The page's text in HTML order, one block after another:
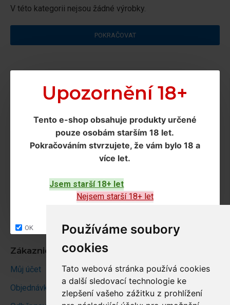
Používáme soubory
cookies
Tato webová stránka používá cookies
a další sledovací technologie ke
zlepšení vašeho zážitku z prohlížení
Upozornění 18+
Tento e-shop obsahuje produkty určené
pouze osobám starším 18 let.
Pokračováním stvrzujete, že vám bylo 18 a
více let.
Jsem starší 18+ let
Nejsem starší 18+ let
OK
V této kategorii nejsou žádné výrobky.
POKRAČOVAT
Ochrana os. údajů
Obchodní podmínky
Site map
Zákaznický účet
Můj účet
Objednávky